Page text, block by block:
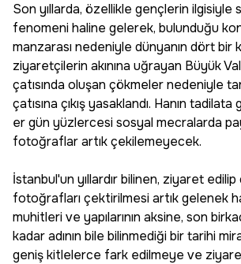
Son yıllarda, özellikle gençlerin ilgisiyle
fenomeni haline gelerek, bulunduğu
manzarası nedeniyle dünyanın dört bir
ziyaretçilerin akınına uğrayan Büyük
çatısında oluşan çökmeler nedeniyle
çatısına çıkış yasaklandı. Hanın
er gün yüzlercesi sosyal mecralarda
fotoğraflar artık çekilemeyecek.
İstanbul'un yıllardır bilinen, ziyaret
fotoğrafları çektirilmesi artık gelenek
muhitleri ve yapılarının aksine, son
kadar adının bile bilinmediği bir tarihi
geniş kitlelerce fark edilmeye ve